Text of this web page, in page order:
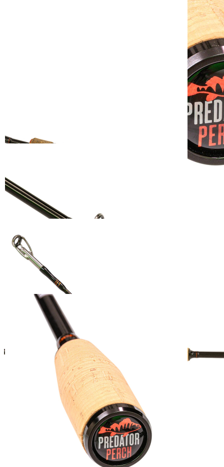
Beschreibung
Mit dieser Baitcast-Rute für Barschangler haben wir etwas ganz
erste parabolische Baitcast-Rute mit einem sehr hochmodulierten
Blank.
Das Ergebnis ist eine Baitcaster mit extrem guten Wurfverhalten,
weil sich dieser Blank elegant und effizient auflädt. Das heißt: sehr
viel größere Wurfweiten als bei den typischen Baitcast-Ruten mit
einem „Fast Taper“, weniger Perücken, weil der gesamte
Wurfablauf geschmeidiger ist, auch Wurffehler werden besser
Der hochmodulierte T-1.100-Blank ist gleichzeitig sehr leicht, dünn
und hat ein hohes Rückstellvermögen, ganz im Gegenteil zu den
erhältlichen Baitcast-Ruten mit Parabolik-Aktion aus Glasfaser.
Die Köderführung und Bisserkennung ist also präzise, der Drillspaß
sehr hoch und das Wurfverhalten auf einem ganz anderen Level,
was besonders bei leichten Barschködern ein enormer Vorteil ist.
Mit dem Wurfgewicht von 5 bis 30 Gramm umfasst das
Köderspektrum Modelle wie den Twitchmaster 70 und 85 mm,
Crank4Tank, Chatterbaits bis 18 g und ähnliche Köder, die etwas
mehr Gegendruck erzeugen.
Also die typischen „Cast&Retrieve“-Köder, die man mit einer